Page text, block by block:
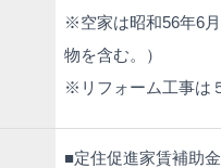
※空家は昭和56年6
物を含む。）
※リフォーム工事は
■定住促進家賃補助